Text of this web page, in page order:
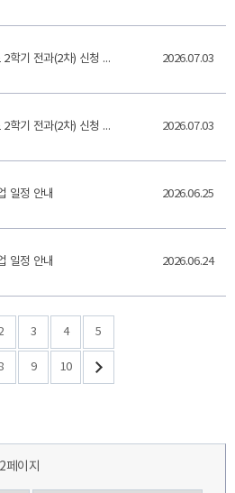
[파주캠퍼스] 2026학년도 2학기 전과(2차) 신청 안내 2026.07.03
[광주캠퍼스] 2026학년도 2학기 전과(2차) 신청 안내 2026.07.03
일정 안내 2026.06.25
일정 안내 2026.06.24
3 4 5
9 10
페이지